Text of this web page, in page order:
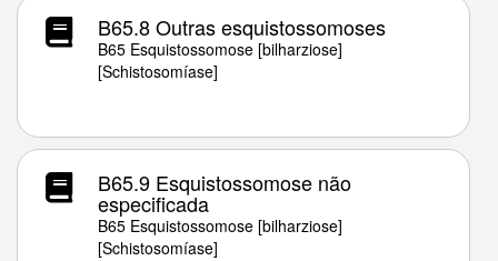
B65.8 Outras esquistossomoses
B65 Esquistossomose [bilharziose]
[Schistosomíase]
B65.9 Esquistossomose não
especificada
B65 Esquistossomose [bilharziose]
[Schistosomíase]